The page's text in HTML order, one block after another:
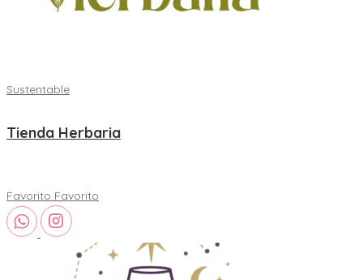
Sustentable
Tienda Herbaria
Favorito Favorito